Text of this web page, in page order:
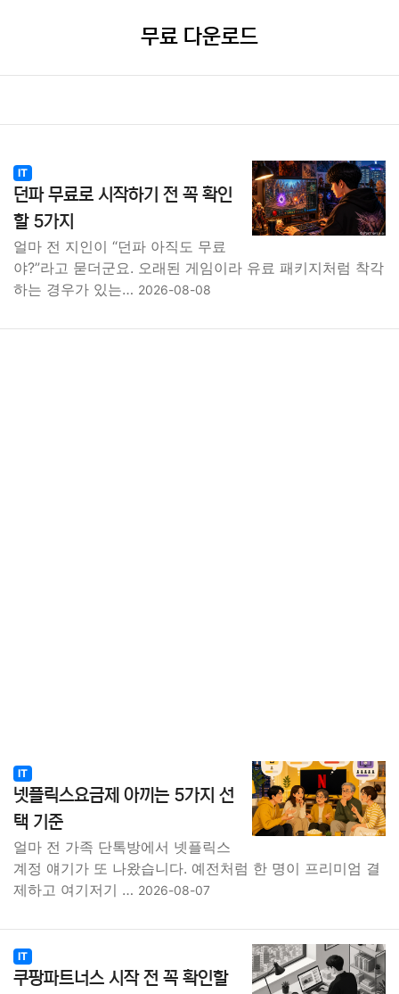
무료 다운로드
IT
던파 무료로 시작하기 전 꼭 확인
할 5가지
얼마 전 지인이 “던파 아직도 무료
야?”라고 묻더군요. 오래된 게임이라 유료 패키지처럼 착각
하는 경우가 있는… 2026-08-08
IT
넷플릭스요금제 아끼는 5가지 선
택 기준
얼마 전 가족 단톡방에서 넷플릭스
계정 얘기가 또 나왔습니다. 예전처럼 한 명이 프리미엄 결
제하고 여기저기 … 2026-08-07
IT
쿠팡파트너스 시작 전 꼭 확인할